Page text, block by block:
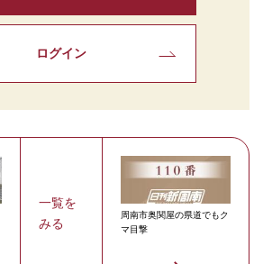
ログイン
一覧を
みる
周南市奥関屋の県道でもク
マ目撃